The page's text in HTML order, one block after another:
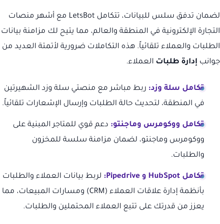
لضمان تدفق سلس للبيانات، تتكامل LetsBot مع أشهر منصات
التجارة الإلكترونية في المنطقة والعالم، مما يتيح لك مزامنة بيانات
الطلبات والعملاء تلقائياً. هذه التكاملات ضرورية لأتمتة العديد من
جوانب إدارة طلبات العملاء.
تكامل سلة وزد: ربط مباشر مع منصتي سلة وزد الشهيرتين
في المنطقة، لتحديث حالة الطلبات وإرسال الإشعارات تلقائياً.
تكامل ووكومرس وماجنتو: دعم قوي للمتاجر المبنية على
ووكومرس وماجنتو، لضمان مزامنة سلسة للمخزون
والطلبات.
تكامل HubSpot و Pipedrive:
لربط بيانات العملاء والطلبات
بأنظمة إدارة علاقات العملاء (CRM) ومسارات المبيعات، مما
يعزز من قدرتك على تتبع العملاء المحتملين والطلبات.